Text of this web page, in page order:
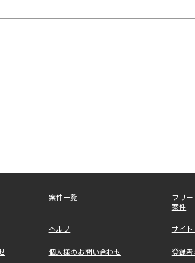
案件一覧
フリ
案件
ヘルプ サイ
個人様のお問い合わせ 登録者